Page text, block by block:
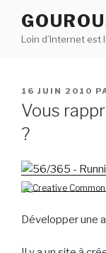
contenuLoin d’Internet est
PUBLIÉ
LE
16 JUIN 2010
Vous
?
Développer une